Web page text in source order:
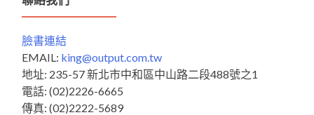
字:
臉書連結
EMAIL: king@output.com.tw
地址: 235-57 新北市中和區中山路二段488號之1
電話: (02)2226-6665
傳真: (02)2222-5689